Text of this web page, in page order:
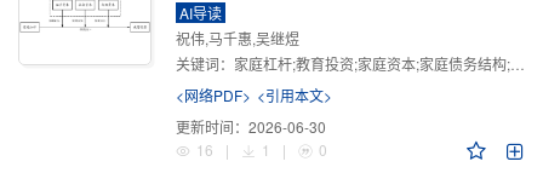
AI导读
祝伟,马千惠,吴继煜
关键词： 家庭杠杆;教育投资;家庭资本;家庭债务结构;CHFS
<网络PDF> <引用本文>
更新时间： 2026-06-30
16
| 1 | 0